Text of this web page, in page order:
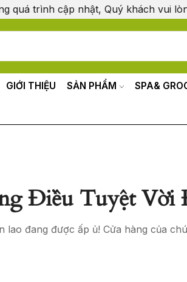
quá trình cập nhật, Quý khách vui
GIỚI THIỆU SẢN PHẨM SPA&
Điều Tuyệt Vời
lao đang được ấp ủ! Cửa hàng của